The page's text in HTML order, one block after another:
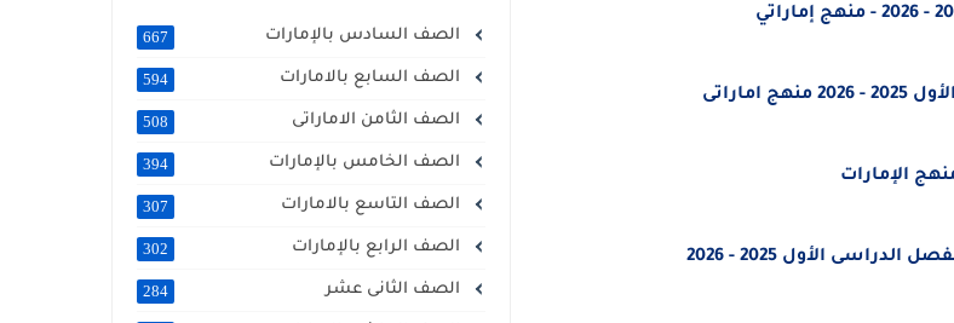
الصف السادس بالإمارات 667
الصف السابع بالامارات 594
الصف الثامن الاماراتى 508
الصف الخامس بالإمارات 394
الصف التاسع بالامارات 307
الصف الرابع بالإمارات 302
الصف الثانى عشر 284